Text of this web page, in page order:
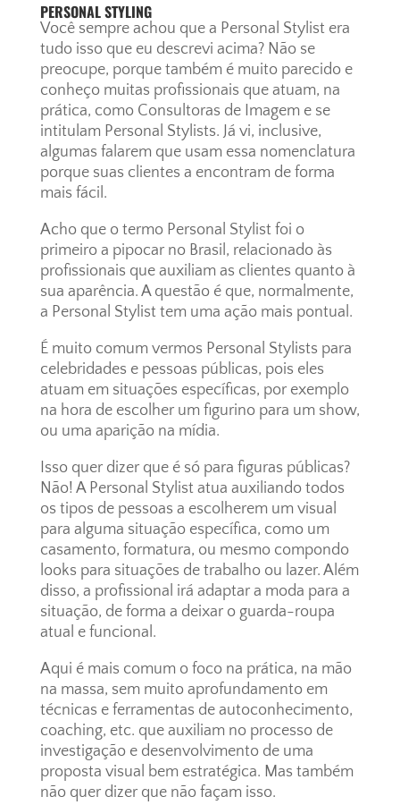
PERSONAL STYLING
Você sempre achou que a Personal Stylist era
tudo isso que eu descrevi acima? Não se
preocupe, porque também é muito parecido e
conheço muitas profissionais que atuam, na
prática, como Consultoras de Imagem e se
intitulam Personal Stylists. Já vi, inclusive,
algumas falarem que usam essa nomenclatura
porque suas clientes a encontram de forma
mais fácil.
Acho que o termo Personal Stylist foi o
primeiro a pipocar no Brasil, relacionado às
profissionais que auxiliam as clientes quanto à
sua aparência. A questão é que, normalmente,
a Personal Stylist tem uma ação mais pontual.
É muito comum vermos Personal Stylists para
celebridades e pessoas públicas, pois eles
atuam em situações específicas, por exemplo
na hora de escolher um figurino para um show,
ou uma aparição na mídia.
Isso quer dizer que é só para figuras públicas?
Não! A Personal Stylist atua auxiliando todos
os tipos de pessoas a escolherem um visual
para alguma situação específica, como um
casamento, formatura, ou mesmo compondo
looks para situações de trabalho ou lazer. Além
disso, a profissional irá adaptar a moda para a
situação, de forma a deixar o guarda-roupa
atual e funcional.
Aqui é mais comum o foco na prática, na mão
na massa, sem muito aprofundamento em
técnicas e ferramentas de autoconhecimento,
coaching, etc. que auxiliam no processo de
investigação e desenvolvimento de uma
proposta visual bem estratégica. Mas também
não quer dizer que não façam isso.